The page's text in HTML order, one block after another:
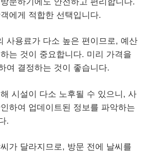
에게 적합한 선택입니다.
사용료가 다소 높은 편이므로, 예산
는 것이 중요합니다. 미리 가격을
여 결정하는 것이 좋습니다.
시설이 다소 노후될 수 있으니, 사
하여 업데이트된 정보를 파악하는
.
가 달라지므로, 방문 전에 날씨를